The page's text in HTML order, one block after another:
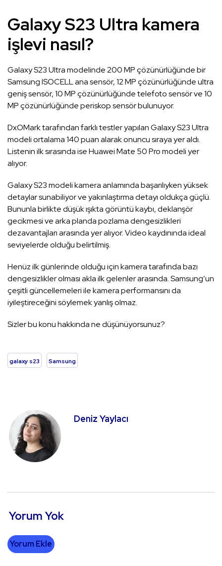
Galaxy S23 Ultra kamera
işlevi nasıl?
Galaxy S23 Ultra modelinde 200 MP çözünürlüğünde bir
Samsung ISOCELL ana sensör, 12 MP çözünürlüğünde ultra
geniş sensör, 10 MP çözünürlüğünde telefoto sensör ve 10
MP çözünürlüğünde periskop sensör bulunuyor.
DxOMark tarafından farklı testler yapılan Galaxy S23 Ultra
modeli ortalama 140 puan alarak onuncu sıraya yer aldı.
Listenin ilk sırasında ise Huawei Mate 50 Pro modeli yer
alıyor.
Galaxy S23 modeli kamera anlamında başarılıyken yüksek
detaylar sunabiliyor ve yakınlaştırma detayı oldukça güçlü.
Bununla birlikte düşük ışıkta görüntü kaybı, deklanşör
gecikmesi ve arka planda pozlama dengesizlikleri
dezavantajları arasında yer alıyor. Video kaydınında ideal
seviyelerde olduğu belirtilmiş.
Henüz ilk günlerinde olduğu için kamera tarafında bazı
dengesizlikler olması akla ilk gelenler arasında. Samsung’un
çeşitli güncellemeleri ile kamera performansını da
iyileştireceğini söylemek yanlış olmaz.
Sizler bu konu hakkında ne düşünüyorsunuz?
galaxy s23 Samsung
Deniz Yaylacı
Yorum Yok
Yorum Ekle